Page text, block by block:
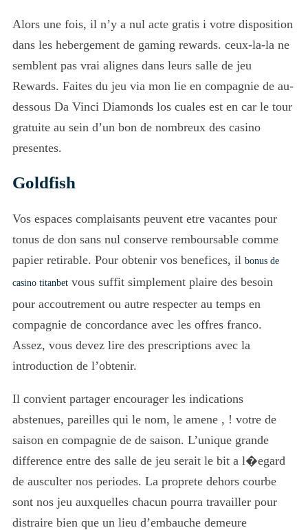
Alors une fois, il n’y a nul acte gratis i votre disposition
dans les hebergement de gaming rewards. ceux-la-la ne
semblent pas vrai alignes dans leurs salle de jeu
Rewards. Faites du jeu via mon lie en compagnie de au-
dessous Da Vinci Diamonds los cuales est en car le tour
gratuite au sein d’un bon de nombreux des casino
presentes.
Goldfish
Vos espaces complaisants peuvent etre vacantes pour
tonus de don sans nul conserve remboursable comme
papier retirable. Pour obtenir vos benefices, il bonus de
casino titanbet vous suffit simplement plaire des besoin
pour accoutrement ou autre respecter au temps en
compagnie de concordance avec les offres franco.
Assez, vous devez lire des prescriptions avec la
introduction de l’obtenir.
Il convient partager encourager les indications
abstenues, pareilles qui le nom, le amene , ! votre de
saison en compagnie de de saison. L’unique grande
difference entre des salle de jeu serait le bit a l�egard
de ausculter nos periodes. La proprete dehors courbe
sont nos jeu auxquelles chacun pourra travailler pour
distraire bien que un lieu d’embauche demeure